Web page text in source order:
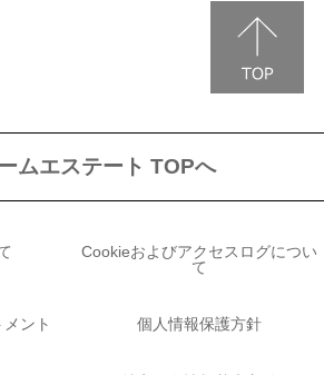
ムエステート TOPへ
Cookieおよびアクセスログについ
て
ント 個人情報保護方針